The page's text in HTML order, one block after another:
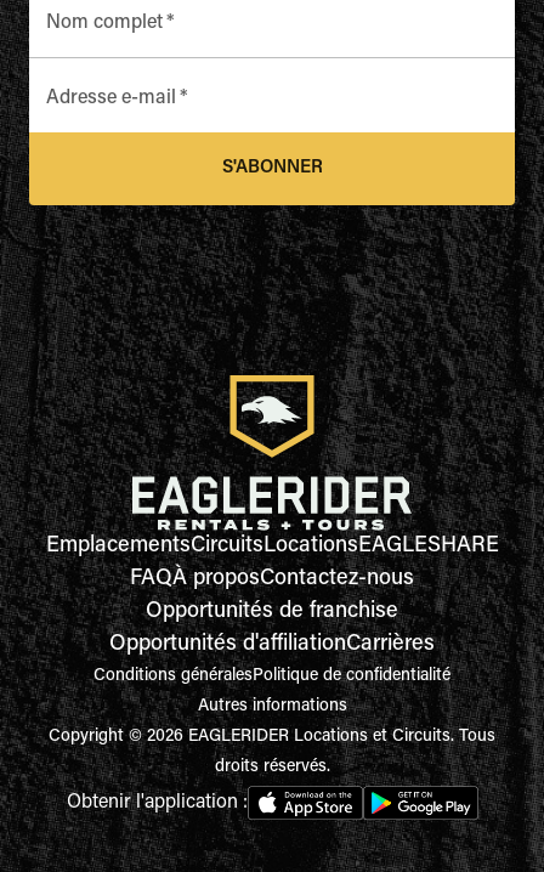
Nom complet*
Adresse e-mail *
S'ABONNER
EmplacementsCircuitsLocationsEAGLESHARE
FAQÀ proposContactez-nous
Opportunités de franchise
Opportunités d'affiliationCarrières
Conditions généralesPolitique de confidentialité
Autres informations
Copyright © 2026 EAGLERIDER Locations et Circuits. Tous
droits réservés.
Obtenir l'application :